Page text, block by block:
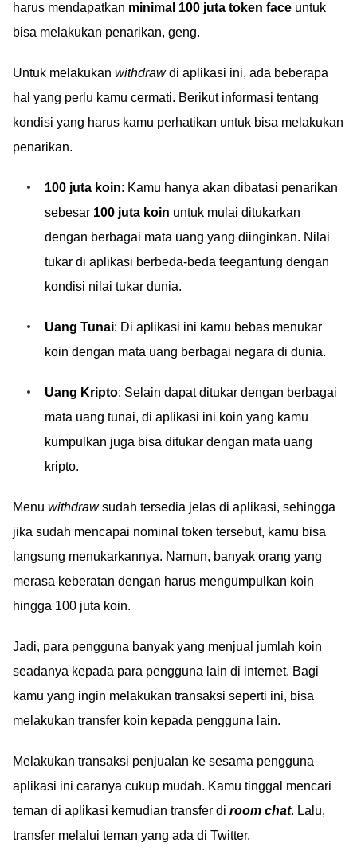
harus mendapatkan minimal 100 juta token face untuk
bisa melakukan penarikan, geng.
Untuk melakukan withdrawdi aplikasi ini, ada beberapa
hal yang perlu kamu cermati. Berikut informasi tentang
kondisi yang harus kamu perhatikan untuk bisa melakukan
penarikan.
100 juta koin: Kamu hanya akan dibatasi penarikan
sebesar 100 juta koin untuk mulai ditukarkan
dengan berbagai mata uang yang diinginkan. Nilai
tukar di aplikasi berbeda-beda teegantung dengan
kondisi nilai tukar dunia.
Uang Tunai: Di aplikasi ini kamu bebas menukar
koin dengan mata uang berbagai negara di dunia.
Uang Kripto: Selain dapat ditukar dengan berbagai
mata uang tunai, di aplikasi ini koin yang kamu
kumpulkan juga bisa ditukar dengan mata uang
kripto.
Menu withdrawsudah tersedia jelas di aplikasi, sehingga
jika sudah mencapai nominal token tersebut, kamu bisa
langsung menukarkannya. Namun, banyak orang yang
merasa keberatan dengan harus mengumpulkan koin
hingga 100 juta koin.
Jadi, para pengguna banyak yang menjual jumlah koin
seadanya kepada para pengguna lain di internet. Bagi
kamu yang ingin melakukan transaksi seperti ini, bisa
melakukan transfer koin kepada pengguna lain.
Melakukan transaksi penjualan ke sesama pengguna
aplikasi ini caranya cukup mudah. Kamu tinggal mencari
teman di aplikasi kemudian transfer di room chat. Lalu,
transfer melalui teman yang ada di Twitter.